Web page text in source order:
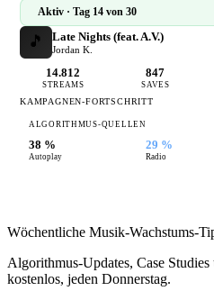
Aktiv · Tag 14 von 30
🎵 Late Nights (feat. A.V.)
Jordan K.
14.812
STREAMS
847
SAVES
KAMPAGNEN-FORTSCHRITT
ALGORITHMUS-QUELLEN
38 %
Autoplay
29 %
Radio
Wöchentliche Musik-Wachstums-
Algorithmus-Updates, Case
kostenlos, jeden Donnerstag.